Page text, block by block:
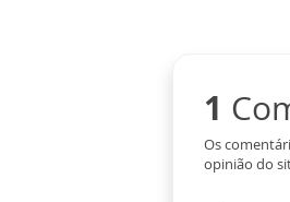
1
Os
opinião do